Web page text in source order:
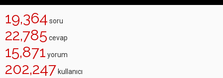
19,364 soru
22,785 cevap
15,871 yorum
202,247 kullanıcı